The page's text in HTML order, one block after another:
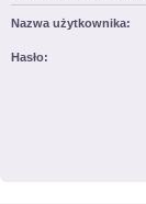
Nazwa użytkownika:
Hasło: